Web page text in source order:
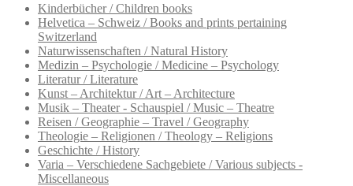
Kinderbücher / Children books
Helvetica – Schweiz / Books and prints pertaining
Switzerland
Naturwissenschaften / Natural History
Medizin – Psychologie / Medicine – Psychology
Literatur / Literature
Kunst – Architektur / Art – Architecture
Musik – Theater - Schauspiel / Music – Theatre
Reisen / Geographie – Travel / Geography
Theologie – Religionen / Theology – Religions
Geschichte / History
Varia – Verschiedene Sachgebiete / Various subjects -
Miscellaneous